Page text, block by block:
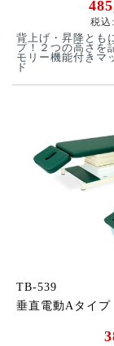
税込
背上げ・昇降とも
プ！２つの高さを
モリー機能付きマ
ド
TB-539
垂直電動Aタイプ